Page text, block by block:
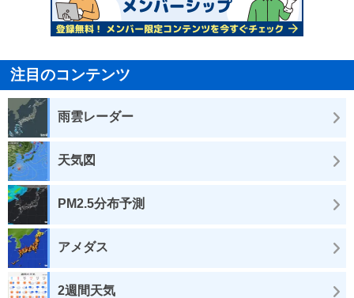
注目のコンテンツ
雨雲レーダー
天気図
PM2.5分布予測
アメダス
2週間天気